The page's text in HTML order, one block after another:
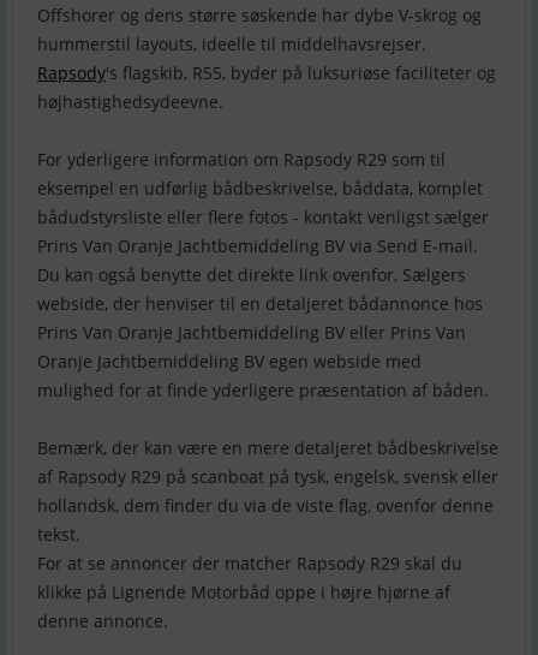
Offshorer og dens større søskende har dybe V-skrog og
hummerstil layouts, ideelle til middelhavsrejser.
Rapsody's flagskib, R55, byder på luksuriøse faciliteter og
højhastighedsydeevne.
For yderligere information om Rapsody R29 som til
eksempel en udførlig bådbeskrivelse, båddata, komplet
bådudstyrsliste eller flere fotos - kontakt venligst sælger
Prins Van Oranje Jachtbemiddeling BV via Send E-mail.
Du kan også benytte det direkte link ovenfor, Sælgers
webside, der henviser til en detaljeret bådannonce hos
Prins Van Oranje Jachtbemiddeling BV eller Prins Van
Oranje Jachtbemiddeling BV egen webside med
mulighed for at finde yderligere præsentation af båden.
Bemærk, der kan være en mere detaljeret bådbeskrivelse
af Rapsody R29 på scanboat på tysk, engelsk, svensk eller
hollandsk, dem finder du via de viste flag, ovenfor denne
tekst.
For at se annoncer der matcher Rapsody R29 skal du
klikke på Lignende Motorbåd oppe i højre hjørne af
denne annonce.